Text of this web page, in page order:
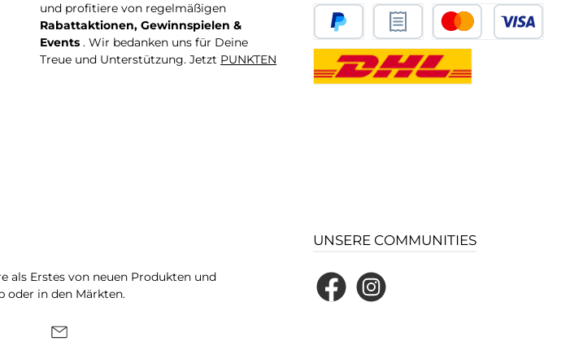
und profitiere von regelmäßigen
Rabattaktionen, Gewinnspielen &
Events . Wir bedanken uns für Deine
Treue und Unterstützung. Jetzt PUNKTEN
als Erstes von neuen Produkten und
oder in den Märkten.
UNSERE COMMUNITIES
FacebookInstagram